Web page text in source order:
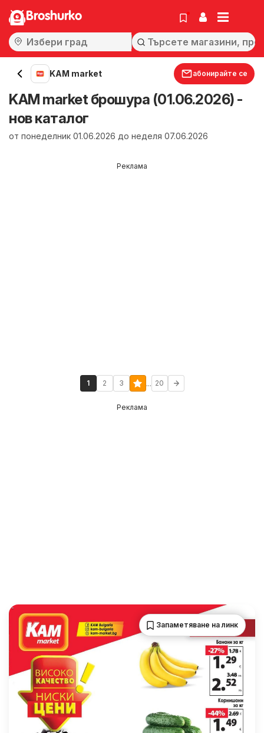
Broshurko
KAM market абонирайте се
KAM market брошура (01.06.2026) -
нов каталог
от понеделник 01.06.2026 до неделя 07.06.2026
Реклама
1 2 3 ... 20
Реклама
Запаметяване на линк